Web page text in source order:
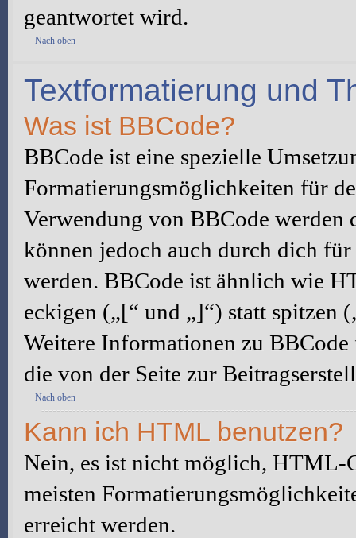
geantwortet wird.
Nach oben
Textformatierung und
Was ist BBCode?
BBCode ist eine spezielle
Formatierungsmöglichkeiten für
Verwendung von BBCode
können jedoch auch durch dich
werden. BBCode ist ähnlich wie
eckigen („[“ und „]“) statt spitzen
Weitere Informationen zu
die von der Seite zur
Nach oben
Kann ich HTML benutzen?
Nein, es ist nicht möglich, HTML-
meisten
erreicht werden.